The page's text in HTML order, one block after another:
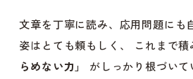
文章を丁寧に読み、応用問題にも
姿はとても頼もしく、 これまで積
らめない力」
がしっかり根づい